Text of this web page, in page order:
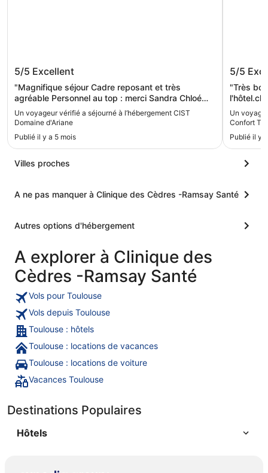
CIST Domaine d'Ariane
5/5 Excellent
"Magnifique séjour Cadre reposant et très
agréable Personnel au top : merci Sandra Chloé
Jérôme et le personnel de cuisine resto etc Je
Un voyageur vérifié a séjourné à l’hébergement CIST
Domaine d'Ariane
Publié il y a 5 mois
5/5
"Très
Un
Confort
Publié il y
Villes proches
A ne pas manquer à Clinique des Cèdres -Ramsay Santé
Autres options d'hébergement
A explorer à Clinique des
Cèdres -Ramsay Santé
Vols pour Toulouse
Vols depuis Toulouse
Toulouse : hôtels
Toulouse : locations de vacances
Toulouse : locations de voiture
Vacances Toulouse
Destinations Populaires
Hôtels